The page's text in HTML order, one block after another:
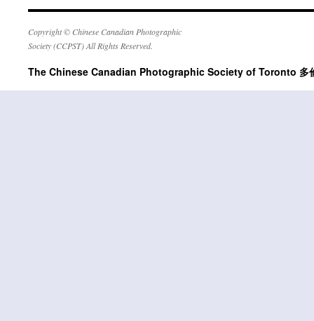
Copyright © Chinese Canadian Photographic
Society (CCPST) All Rights Reserved.
The Chinese Canadian Photographic Society of Toronto 多